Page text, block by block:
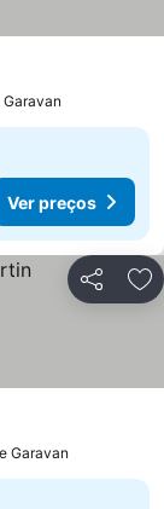
Garavan
Ver preços
Partilhar
Garavan